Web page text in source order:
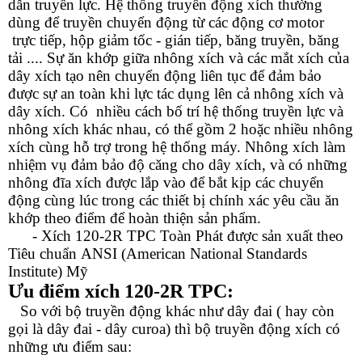
dẫn truyền lực. Hệ thống truyền động xích thường
dùng để truyền chuyển động từ các động cơ motor
trực tiếp, hộp giảm tốc - gián tiếp, băng truyền, băng
tải .... Sự ăn khớp giữa nhông xích và các mắt xích của
dây xích tạo nên chuyển động liên tục để đảm bảo
được sự an toàn khi lực tác dụng lên cả nhông xích và
dây xích. Có nhiều cách bố trí hệ thống truyền lực và
nhông xích khác nhau, có thể gồm 2 hoặc nhiều nhông
xích cùng hỗ trợ trong hệ thống máy. Nhông xích làm
nhiệm vụ đảm bảo độ căng cho dây xích, và có những
nhông đĩa xích được lắp vào để bắt kịp các chuyển
động cùng lúc trong các thiết bị chính xác yêu cầu ăn
khớp theo điểm để hoàn thiện sản phẩm.
- Xích 120-2R TPC Toàn Phát được sản xuất theo
Tiêu chuẩn ANSI (American National Standards
Institute) Mỹ
Ưu điểm xích 120-2R TPC:
So với bộ truyền động khác như dây đai ( hay còn
gọi là dây đai - dây curoa) thì bộ truyền động xích có
những ưu điểm sau: